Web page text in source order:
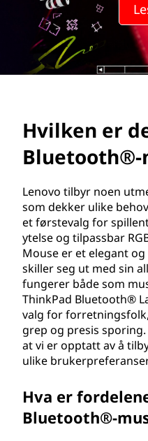
e
Hvilken er
Bluetooth®-
Lenovo tilbyr noen
som dekker ulike
et førstevalg for
ytelse og tilpassbar
Mouse er et elegant
skiller seg ut med sin
fungerer både som
ThinkPad Bluetooth®
valg for
grep og presis
at vi er opptatt av å
ulike
Hva er
Bluetooth®-